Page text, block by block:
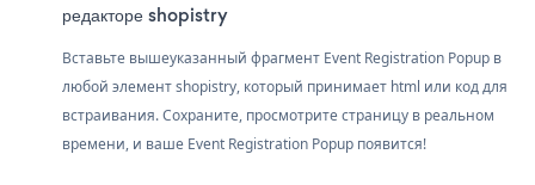
редакторе shopistry
Вставьте вышеуказанный фрагмент Event Registration Popup в
любой элемент shopistry, который принимает html или код для
встраивания. Сохраните, просмотрите страницу в реальном
времени, и ваше Event Registration Popup появится!